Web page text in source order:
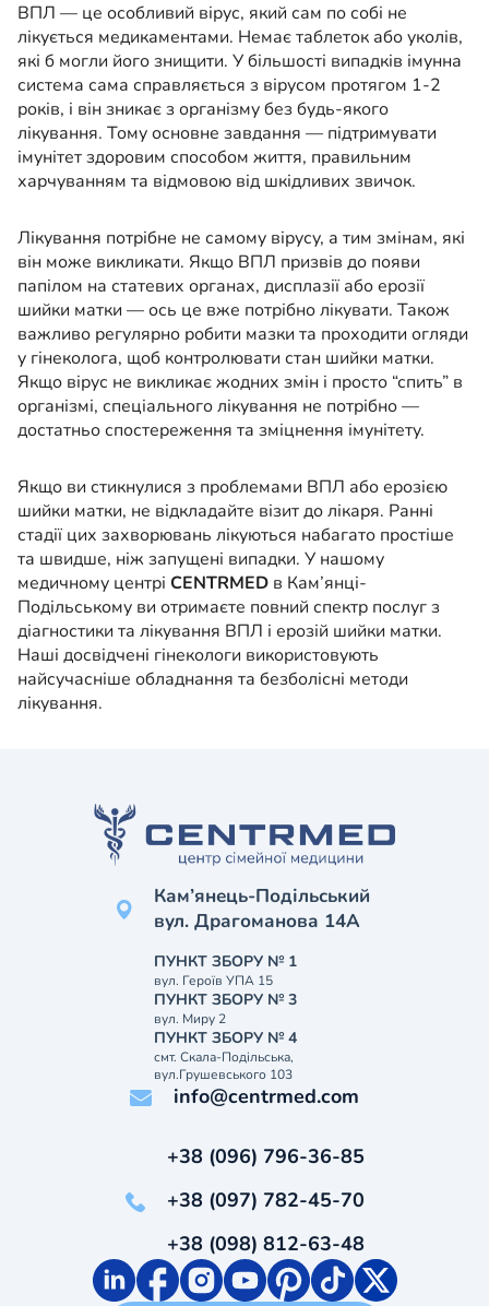
ВПЛ — це особливий вірус, який сам по собі не
лікується медикаментами. Немає таблеток або уколів,
які б могли його знищити. У більшості випадків імунна
система сама справляється з вірусом протягом 1-2
років, і він зникає з організму без будь-якого
лікування. Тому основне завдання — підтримувати
імунітет здоровим способом життя, правильним
харчуванням та відмовою від шкідливих звичок.
Лікування потрібне не самому вірусу, а тим змінам, які
він може викликати. Якщо ВПЛ призвів до появи
папілом на статевих органах, дисплазії або ерозії
шийки матки — ось це вже потрібно лікувати. Також
важливо регулярно робити мазки та проходити огляди
у гінеколога, щоб контролювати стан шийки матки.
Якщо вірус не викликає жодних змін і просто “спить” в
організмі, спеціального лікування не потрібно —
достатньо спостереження та зміцнення імунітету.
Якщо ви стикнулися з проблемами ВПЛ або ерозією
шийки матки, не відкладайте візит до лікаря. Ранні
стадії цих захворювань лікуються набагато простіше
та швидше, ніж запущені випадки. У нашому
медичному центрі CENTRMED в Кам’янці-
Подільському ви отримаєте повний спектр послуг з
діагностики та лікування ВПЛ і ерозій шийки матки.
Наші досвідчені гінекологи використовують
найсучасніше обладнання та безболісні методи
лікування.
Кам’янець-Подільський
вул. Драгоманова 14А
ПУНКТ ЗБОРУ № 1
вул. Героїв УПА 15
ПУНКТ ЗБОРУ № 3
вул. Миру 2
ПУНКТ ЗБОРУ № 4
смт. Скала-Подільська,
вул.Грушевського 103
info@centrmed.com
+38 (096) 796-36-85
+38 (097) 782-45-70
+38 (098) 812-63-48